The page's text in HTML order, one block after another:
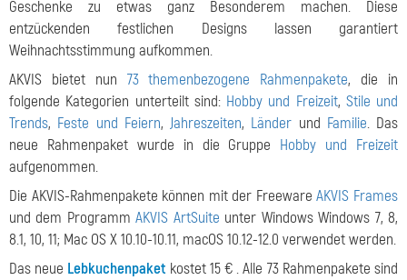
Geschenke zu etwas ganz Besonderem machen. Diese
entzückenden festlichen Designs lassen garantiert
Weihnachtsstimmung aufkommen.
AKVIS bietet nun 73 themenbezogene Rahmenpakete, die in
folgende Kategorien unterteilt sind: Hobby und Freizeit, Stile und
Trends, Feste und Feiern, Jahreszeiten, Länder und Familie. Das
neue Rahmenpaket wurde in die Gruppe Hobby und Freizeit
aufgenommen.
Die AKVIS-Rahmenpakete können mit der FreewareAKVIS Frames
und dem ProgrammAKVIS ArtSuite unter Windows Windows 7, 8,
8.1, 10, 11; Mac OS X 10.10-10.11, macOS 10.12-12.0 verwendet werden.
Das neue Lebkuchenpaket kostet 15 € . Alle 73 Rahmenpakete sind